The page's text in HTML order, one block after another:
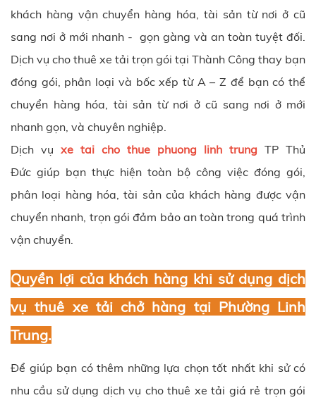
khách hàng vận chuyển hàng hóa, tài sản từ nơi ở cũ
sang nơi ở mới nhanh - gọn gàng và an toàn tuyệt đối.
Dịch vụ cho thuê xe tải trọn gói tại Thành Công thay bạn
đóng gói, phân loại và bốc xếp từ A – Z để bạn có thể
chuyển hàng hóa, tài sản từ nơi ở cũ sang nơi ở mới
nhanh gọn, và chuyên nghiệp.
Dịch vụ xe tai cho thue phuong linh trung TP Thủ
Đức giúp bạn thực hiện toàn bộ công việc đóng gói,
phân loại hàng hóa, tài sản của khách hàng được vận
chuyển nhanh, trọn gói đảm bảo an toàn trong quá trình
vận chuyển.
Quyền lợi của khách hàng khi sử dụng dịch
vụ thuê xe tải chở hàng tại Phường Linh
Trung.
Để giúp bạn có thêm những lựa chọn tốt nhất khi sử có
nhu cầu sử dụng dịch vụ cho thuê xe tải giá rẻ trọn gói